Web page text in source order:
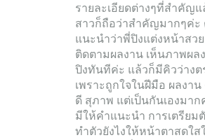
รายละเอียดต่างๆที่สำคัญแ
สาวก็ถือว่าสำคัญมากๆค่ะ
แนะนำว่าพี่ปิงแต่งหน้าสวย
ติดตามผลงาน เห็นภาพผล
ปิงทันทีค่ะ แล้วก็มีคิวว่างต
เพราะถูกใจในฝีมือ ผลงา
ดี สุภาพ แต่เป็นกันเองมา
มีให้คำแนะนำ การเตรียม
ทำตัวยังไงให้หน้าตาสดใ